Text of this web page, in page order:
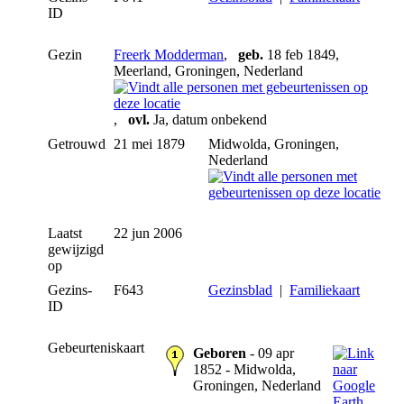
ID
Gezin Freerk Modderman, geb. 18 feb 1849,
Meerland, Groningen, Nederland
, ovl. Ja, datum onbekend
Getrouwd
21 mei 1879
Midwolda, Groningen,
Nederland
Laatst
gewijzigd
op
22 jun 2006
Gezins-
ID
F643 Gezinsblad | Familiekaart
Gebeurteniskaart Geboren - 09 apr
1852 - Midwolda,
Groningen, Nederland